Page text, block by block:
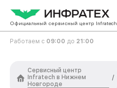
Официальный сервисный центр Infratech
Работаем с 09:00 до 21:00
Сервисный центр
Infratech в Нижнем
Новгороде
/